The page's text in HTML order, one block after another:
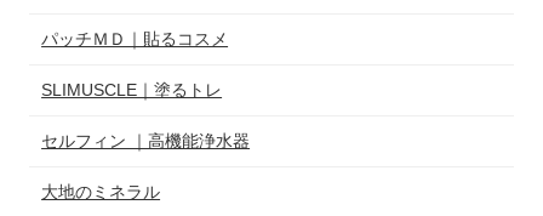
パッチＭＤ｜貼るコスメ
SLIMUSCLE｜塗るトレ
セルフィン ｜高機能浄水器
大地のミネラル